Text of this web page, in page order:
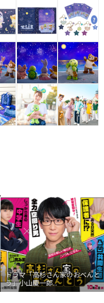
ドラマ「高杉さん家のおべんと
う」小山慶一郎...